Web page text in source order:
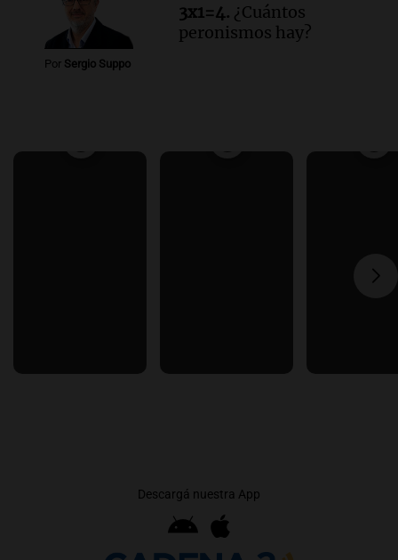
Por Sergio Suppo
3x1=4. ¿Cuántos
peronismos hay?
Descargá nuestra App